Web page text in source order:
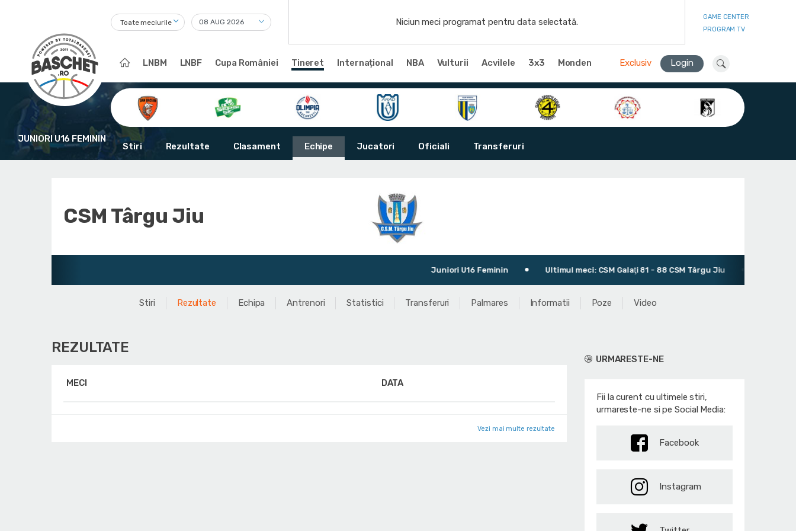
Toate meciurile Niciun meci programat pentru data selectată.
GAME CENTER
PROGRAM TV
LNBM LNBF Cupa României Tineret Internațional NBA Vulturii Acvilele 3x3 Monden Exclusiv Login
JUNIORI U16 FEMININ
Stiri Rezultate Clasament Echipe Jucatori Oficiali Transferuri
CSM Târgu Jiu
Juniori U16 Feminin Ultimul meci: CSM Galaţi 81 - 88 CSM Târgu Jiu
Stiri Rezultate Echipa Antrenori Statistici Transferuri Palmares Informatii Poze Video
REZULTATE
MECI DATA
Vezi mai multe rezultate
URMARESTE-NE
Fii la curent cu ultimele stiri,
urmareste-ne si pe Social Media:
Facebook
Instagram